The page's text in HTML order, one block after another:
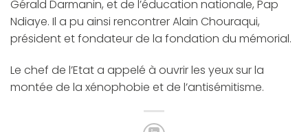
Gérald Darmanin, et de l’éducation nationale, Pap
Ndiaye. Il a pu ainsi rencontrer Alain Chouraqui,
président et fondateur de la fondation du mémorial.
Le chef de l’Etat a appelé à ouvrir les yeux sur la
montée de la xénophobie et de l’antisémitisme.